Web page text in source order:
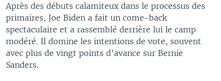
Après des débuts calamiteux dans le processus des
primaires, Joe Biden a fait un come-back
spectaculaire et a rassemblé derrière lui le camp
modéré. Il domine les intentions de vote, souvent
avec plus de vingt points d'avance sur Bernie
Sanders.